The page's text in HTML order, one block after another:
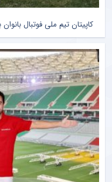
کاپیتان تیم ملی فوتبال